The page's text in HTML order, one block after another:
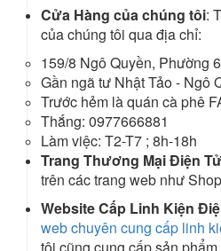
Cửa Hàng của chúng tôi:
của chúng tôi qua địa chỉ:
159/8 Ngô Quyền, Phường
Gần ngã tư Nhật Tảo - Ngô
Trước hẻm là quán cà phê
Thắng: 0977666881
Làm việc: T2-T7 ; 8h-18h
Trang Thương Mại Điện
trên các trang web như
Website Cấp Linh Kiện
web chuyên cung cấp linh